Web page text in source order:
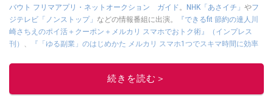
バウト フリマアプリ・ネットオークション ガイド 。 NHK「あさイチ」 やフ
ジテレビ「ノンストップ」 などの情報番組に出演。
『できるfit 節約の達人川
崎さちえのポイ活＋クーポン＋メルカリ スマホでおトク術』（インプレス
刊）
『「ゆる副業」のはじめかた メルカリ スマホ1つでスキマ時間に効率
ぜ日記」
■経歴：2003年、夫が子育てをするために、突然会社を辞める。翌月からの
給料が０円になり、家にいながら、しかも空いた時間でできるオークション
続きを読む＞